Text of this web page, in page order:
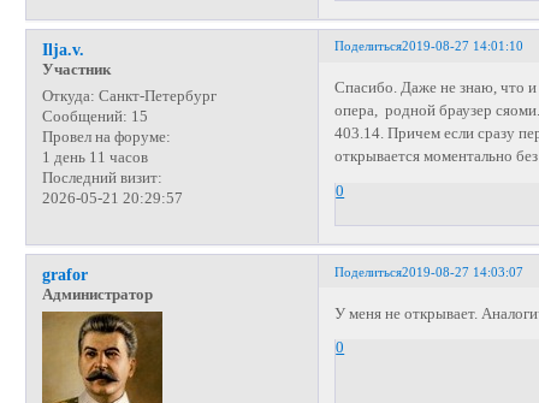
Поделиться2019-08-27 14:01:10
Ilja.v.
Участник
Откуда: Санкт-Петербург
Сообщений: 15
Провел на форуме:
1 день 11 часов
Последний визит:
2026-05-21 20:29:57
Спасибо. Даже не знаю, что и
опера, родной браузер
403.14. Причем если сразу
открывается моментально
0
Поделиться2019-08-27 14:03:07
grafor
Администратор
У меня не открывает.
0